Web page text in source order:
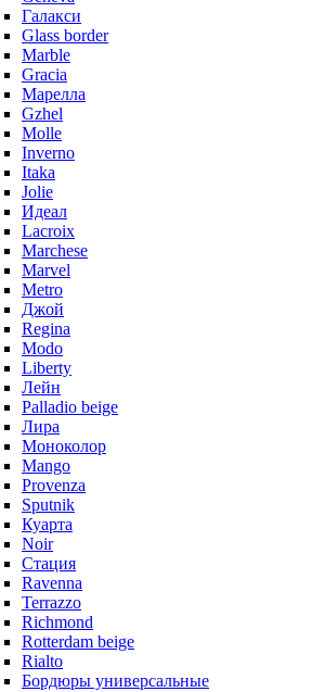
Галакси
Glass border
Marble
Gracia
Марелла
Gzhel
Molle
Inverno
Itaka
Jolie
Идеал
Lacroix
Marchese
Marvel
Metro
Джой
Regina
Modo
Liberty
Лейн
Palladio beige
Лира
Моноколор
Mango
Provenza
Sputnik
Куарта
Noir
Стация
Ravenna
Terrazzo
Richmond
Rotterdam beige
Rialto
Бордюры универсальные